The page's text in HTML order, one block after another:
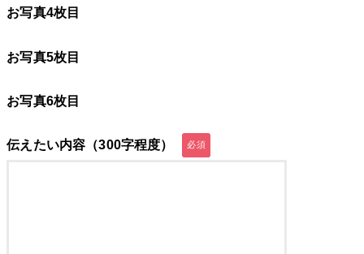
お写真4枚目
お写真5枚目
お写真6枚目
伝えたい内容（300字程度）
必須